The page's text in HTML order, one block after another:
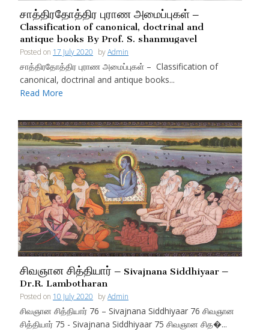
சாத்திரதோத்திர புராண அமைப்புகள் –
Classification of canonical, doctrinal and
antique books By Prof. S. shanmugavel
Posted on 17 July 2020 byAdmin
சாத்திரதோத்திர புராண அமைப்புகள் – Classification of
canonical, doctrinal and antique books...
Read More
சிவஞான சித்தியார் – Sivajnana Siddhiyaar –
Dr.R. Lambotharan
Posted on 10 July 2020 byAdmin
சிவஞான சித்தியார் 76 – Sivajnana Siddhiyaar 76 சிவஞான
சித்தியார் 75 - Sivajnana Siddhiyaar 75 சிவஞான சித�...